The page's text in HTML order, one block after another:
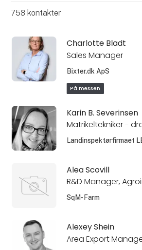
758 kontakter
Charlotte Bladt
Sales Manager
Bixter.dk ApS
På messen
Karin B. Severinsen
Matrikeltekniker -
Landinspektørfirmaet
Alea Scovill
R&D Manager,
SqM-Farm
Alexey Shein
Area Export